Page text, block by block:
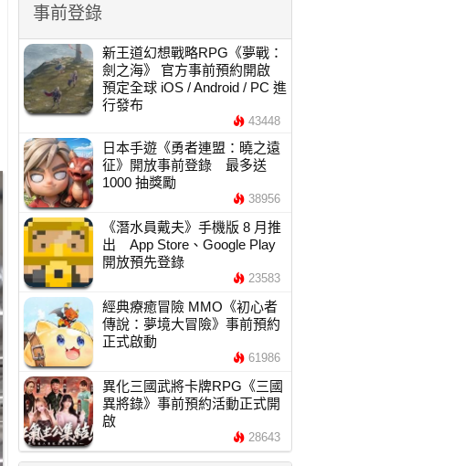
事前登錄
新王道幻想戰略RPG《夢戰：
劍之海》 官方事前預約開啟
預定全球 iOS / Android / PC 進
行發布
43448
日本手遊《勇者連盟：曉之遠
征》開放事前登錄 最多送
1000 抽獎勵
38956
《潛水員戴夫》手機版 8 月推
出 App Store、Google Play
開放預先登錄
23583
經典療癒冒險 MMO《初心者
傳說：夢境大冒險》事前預約
正式啟動
61986
異化三國武將卡牌RPG《三國
異將錄》事前預約活動正式開
啟
28643